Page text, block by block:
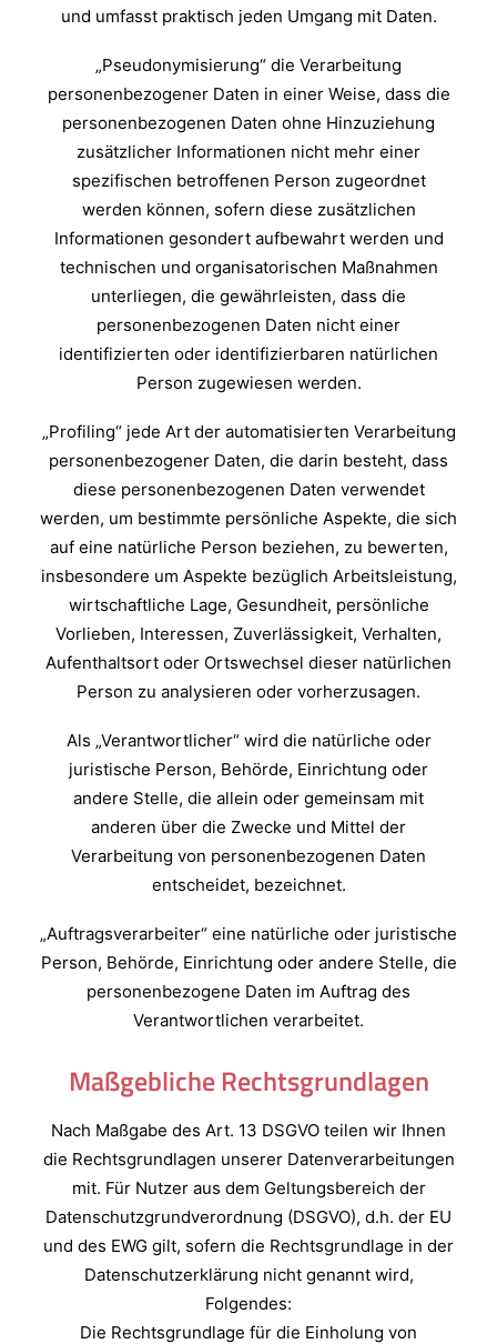
und umfasst praktisch jeden Umgang mit Daten.
„Pseudonymisierung“ die Verarbeitung
personenbezogener Daten in einer Weise, dass die
personenbezogenen Daten ohne Hinzuziehung
zusätzlicher Informationen nicht mehr einer
spezifischen betroffenen Person zugeordnet
werden können, sofern diese zusätzlichen
Informationen gesondert aufbewahrt werden und
technischen und organisatorischen Maßnahmen
unterliegen, die gewährleisten, dass die
personenbezogenen Daten nicht einer
identifizierten oder identifizierbaren natürlichen
Person zugewiesen werden.
„Profiling“ jede Art der automatisierten Verarbeitung
personenbezogener Daten, die darin besteht, dass
diese personenbezogenen Daten verwendet
werden, um bestimmte persönliche Aspekte, die sich
auf eine natürliche Person beziehen, zu bewerten,
insbesondere um Aspekte bezüglich Arbeitsleistung,
wirtschaftliche Lage, Gesundheit, persönliche
Vorlieben, Interessen, Zuverlässigkeit, Verhalten,
Aufenthaltsort oder Ortswechsel dieser natürlichen
Person zu analysieren oder vorherzusagen.
Als „Verantwortlicher“ wird die natürliche oder
juristische Person, Behörde, Einrichtung oder
andere Stelle, die allein oder gemeinsam mit
anderen über die Zwecke und Mittel der
Verarbeitung von personenbezogenen Daten
entscheidet, bezeichnet.
„Auftragsverarbeiter“ eine natürliche oder juristische
Person, Behörde, Einrichtung oder andere Stelle, die
personenbezogene Daten im Auftrag des
Verantwortlichen verarbeitet.
Maßgebliche Rechtsgrundlagen
Nach Maßgabe des Art. 13 DSGVO teilen wir Ihnen
die Rechtsgrundlagen unserer Datenverarbeitungen
mit. Für Nutzer aus dem Geltungsbereich der
Datenschutzgrundverordnung (DSGVO), d.h. der EU
und des EWG gilt, sofern die Rechtsgrundlage in der
Datenschutzerklärung nicht genannt wird,
Folgendes:
Die Rechtsgrundlage für die Einholung von